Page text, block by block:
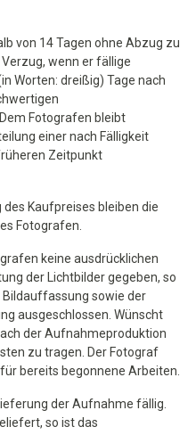
von 14 Tagen ohne Abzug zu
wenn er fällige
Worten: dreißig) Tage nach
Fotografen bleibt
einer nach Fälligkeit
Zeitpunkt
Kaufpreises bleiben die
Fotografen.
keine ausdrücklichen
der Lichtbilder gegeben, so
sowie der
ausgeschlossen. Wünscht
der Aufnahmeproduktion
zu tragen. Der Fotograf
bereits begonnene Arbeiten.
der Aufnahme fällig.
so ist das